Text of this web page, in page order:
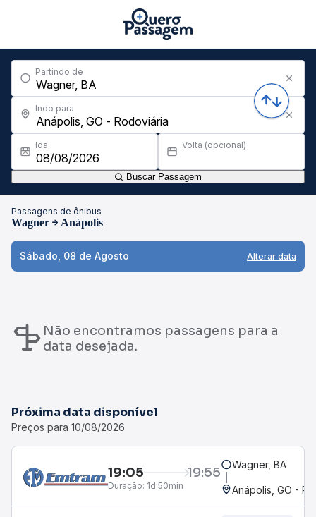
Partindo de
Indo para
Ida Volta (opcional)
Buscar Passagem
Passagens de ônibus
Wagner Anápolis
Sábado, 08 de Agosto Alterar data
Não encontramos passagens para a
data desejada.
Próxima data disponível
Preços para 10/08/2026
19:05 19:55
Duração: 1d 50min
Wagner, BA
Anápolis, GO -